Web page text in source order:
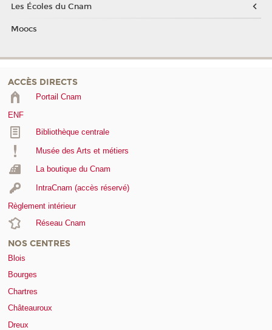
Les Écoles du Cnam
Moocs
ACCÈS DIRECTS
Portail Cnam
ENF
Bibliothèque centrale
Musée des Arts et métiers
La boutique du Cnam
IntraCnam (accès réservé)
Règlement intérieur
Réseau Cnam
NOS CENTRES
Blois
Bourges
Chartres
Châteauroux
Dreux